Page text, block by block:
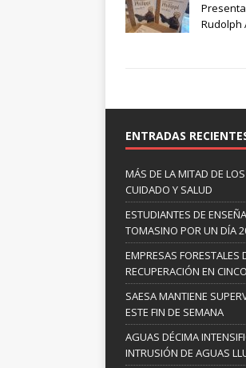
Rudolph
ENTRADAS
MÁS DE LA MITAD DE
CUIDADO Y SALUD
ESTUDIANTES DE
TOMASINO POR UN DÍA
EMPRESAS
RECUPERACIÓN EN
SAESA MANTIENE
ESTE FIN DE SEMANA
AGUAS DÉCIMA
INTRUSIÓN DE AGUAS